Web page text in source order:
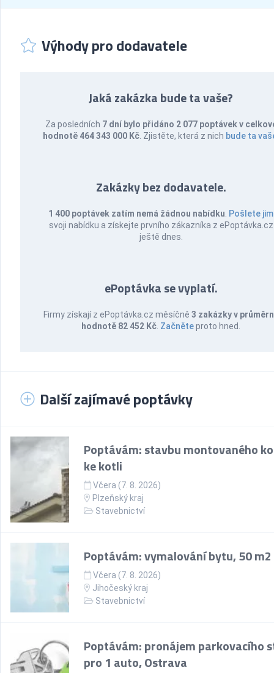
Výhody pro dodavatele
Jaká zakázka bude ta vaše?
Za posledních 7 dní bylo přidáno 2 077 poptávek v
hodnotě 464 343 000 Kč . Zjistěte, která z nich bude ta
Zakázky bez dodavatele.
1 400 poptávek zatím nemá žádnou nabídku Pošlete jim
svoji nabídku a získejte prvního zákazníka z ePoptávka.cz
ještě dnes.
ePoptávka se vyplatí.
Firmy získají z ePoptávka.cz měsíčně 3 zakázky v
hodnotě 82 452 Kč Začněteproto hned.
Další zajímavé poptávky
Poptávám: stavbu montovaného
ke kotli
Včera (7. 8. 2026)
Plzeňský kraj
Stavebnictví
Poptávám: vymalování bytu, 50 m2
Včera (7. 8. 2026)
Jihočeský kraj
Stavebnictví
Poptávám: pronájem parkovacího
pro 1 auto, Ostrava